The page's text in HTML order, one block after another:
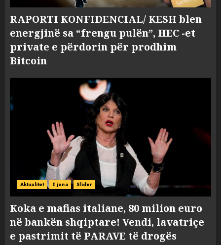
RAPORTI KONFIDENCIAL/ KESH blen
energjinë sa “frengu pulën”, HEC -et
private e përdorin për prodhim
Bitcoin
Aktualitet E jona Slider
Koka e mafias italiane, 80 milion euro
në bankën shqiptare! Vendi, lavatriçe
e pastrimit të PARAVE të drogës